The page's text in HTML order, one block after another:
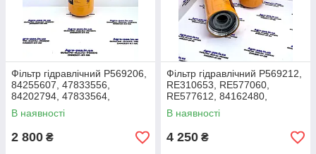
Фільтр гідравлічний P569206,
84255607, 47833556,
84202794, 47833564,
HF9500, T366738, SH66245,
AT280007
В наявності
2 800 ₴
Фільтр гідравлічний P569212,
RE310653, RE577060,
RE577612, 84162480,
84189327, SH66246,
SPH12572
В наявності
4 250 ₴